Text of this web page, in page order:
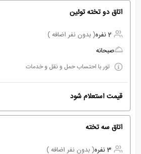
اتاق دو تخته توئین
2 نفره
( بدون نفر اضافه )
صبحانه
تور با احتساب حمل و نقل و خدمات
قیمت استعلام شود
اتاق سه تخته
3 نفره
( بدون نفر اضافه )